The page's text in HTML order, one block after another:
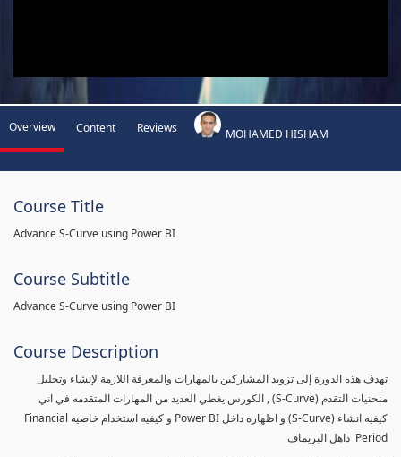
Overview Content Reviews MOHAMED HISHAM
Course Title
Advance S-Curve using Power BI
Course Subtitle
Advance S-Curve using Power BI
Course Description
تهدف هذه الدورة إلى تزويد المشاركين بالمهارات والمعرفة اللازمة لإنشاء وتحليل
منحنيات التقدم (S-Curve) , الكورس يغطي العديد من المهارات المتقدمه في اني
كيفيه انشاء (S-Curve) و اظهاره داخل Power BI و كيفيه استخدام خاصيه Financial
Period داهل البريماف